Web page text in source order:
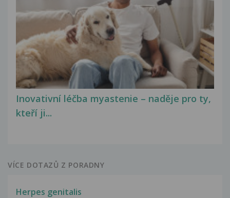
Inovativní léčba myastenie – naděje pro ty,
kteří ji...
VÍCE DOTAZŮ Z PORADNY
Herpes genitalis